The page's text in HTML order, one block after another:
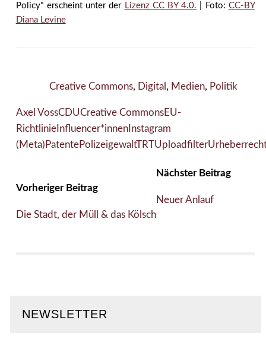
Policy" erscheint unter der Lizenz CC BY 4.0. | Foto: CC-BY
Diana Levine
Creative Commons, Digital , Medien, Politik
Axel VossCDUCreative CommonsEU-
RichtlinieInfluencer*innenInstagram
(Meta) PatentePolizeigewaltTRTUploadfilter
Vorheriger Beitrag
Die Stadt, der Müll & das Kölsch
Nächster Beitrag
Neuer Anlauf
NEWSLETTER